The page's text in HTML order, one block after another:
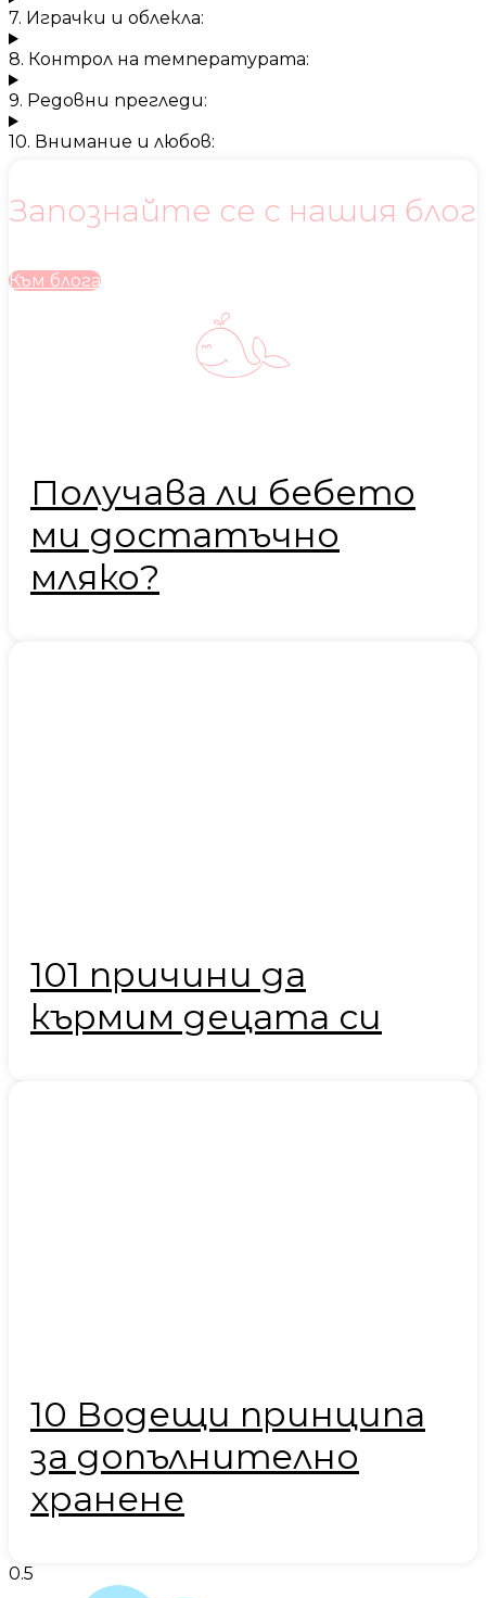
7. Играчки и облекла:
8. Контрол на температурата:
9. Редовни прегледи:
10. Внимание и любов:
Запознайте се с нашия блог
Към блога
Получава ли бебето
ми достатъчно
мляко?
101 причини да
кърмим децата си
10 Водещи принципа
за допълнително
хранене